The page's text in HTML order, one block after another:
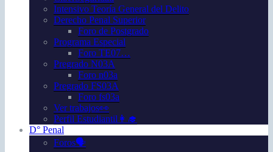
Intensivo Teoría General del Delito
Derecho Penal Superior
Foro de Postgrado
Programa Especial
Foro TE07…
Pregrado N03A
Foro n03a
Pregrado FS03A
Foro fs03a
Ver trabajos👀
Perfil Estudiantil👩‍🎓
D° Penal
Foros🗣️